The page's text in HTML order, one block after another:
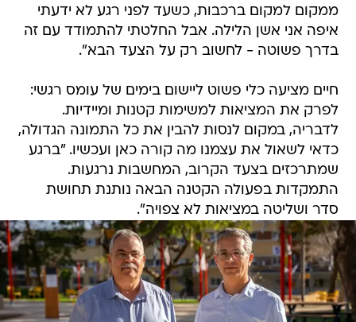
ממקום למקום ברכבות, כשעד לפני רגע לא ידעתי
איפה אני אשן הלילה. אבל החלטתי להתמודד עם זה
בדרך פשוטה - לחשוב רק על הצעד הבא".
חיים מציעה כלי פשוט ליישום בימים של עומס רגשי:
לפרק את המציאות למשימות קטנות ומיידיות.
לדבריה, במקום לנסות להבין את כל התמונה הגדולה,
כדאי לשאול את עצמנו מה קורה כאן ועכשיו. "ברגע
שמתרכזים בצעד הקרוב, המחשבות נרגעות.
התמקדות בפעולה הקטנה הבאה נותנת תחושת
סדר ושליטה במציאות לא צפויה".